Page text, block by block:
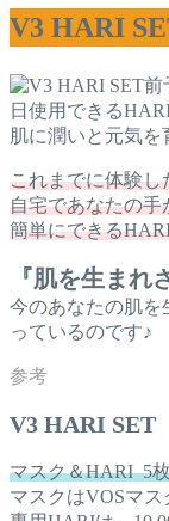
V3 HARI
日使用できる
肌に潤いと元気を
これまでに体験し
自宅であなたの手
簡単にできる
『肌を生まれ
今のあなたの肌を
っているのです♪
V3 HARI
マスク＆HARI 5
マスクはVOSマ